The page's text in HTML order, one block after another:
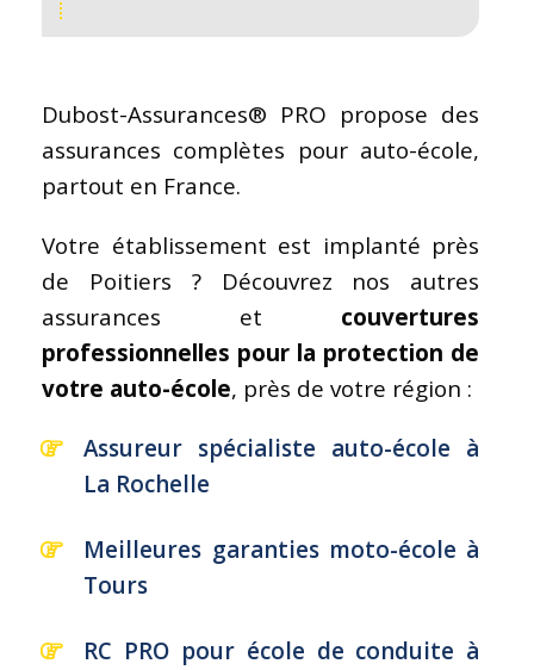
Dubost-Assurances® PRO propose des
assurances complètes pour auto-école,
partout en France.
Votre établissement est implanté près
de Poitiers ? Découvrez nos autres
assurances et couvertures
professionnelles pour la protection de
votre auto-école, près de votre région :
Assureur spécialiste auto-école à
La Rochelle
Meilleures garanties moto-école à
Tours
RC PRO pour école de conduite à